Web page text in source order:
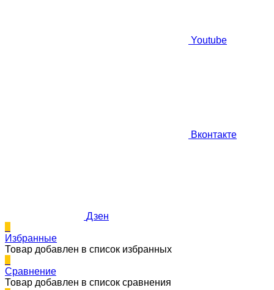
Youtube
Вконтакте
Дзен
Избранные
Товар добавлен в список избранных
Сравнение
Товар добавлен в список сравнения